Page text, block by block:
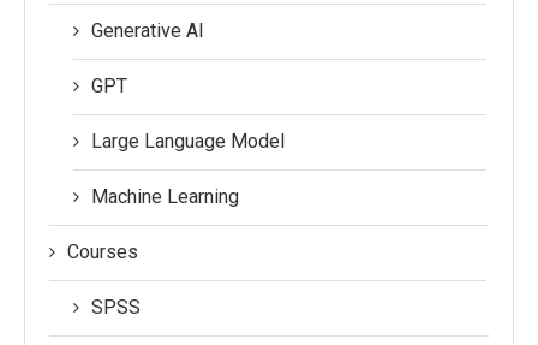
Generative AI
GPT
Large Language Model
Machine Learning
Courses
SPSS